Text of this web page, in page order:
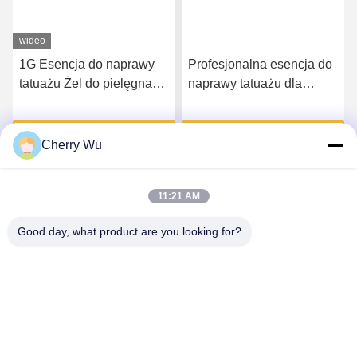
wideo
1G Esencja do naprawy
tatuażu Żel do pielęgnacji
Krem z witaminą A D
Uzyskaj najlepszą cenę
Profesjonalna esencja do
naprawy tatuażu dla
Golden Color
Cherry Wu
11:21 AM
Good day, what product are you looking for?